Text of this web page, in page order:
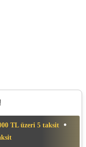
TL üzeri 5 taksit •